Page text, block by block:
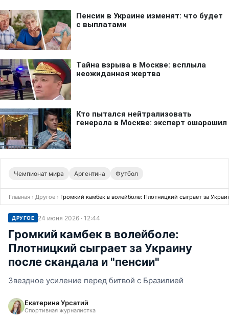
Чемпионат мира Аргентина Футбол
Главная › Другое › Громкий камбек в волейболе: Плотницкий сыграет за
ДРУГОЕ 24 июня 2026 · 12:44
Громкий камбек в волейболе:
Плотницкий сыграет за Украину
после скандала и "пенсии"
Звездное усиление перед битвой с Бразилией
Екатерина Урсатий
Спортивная журналистка